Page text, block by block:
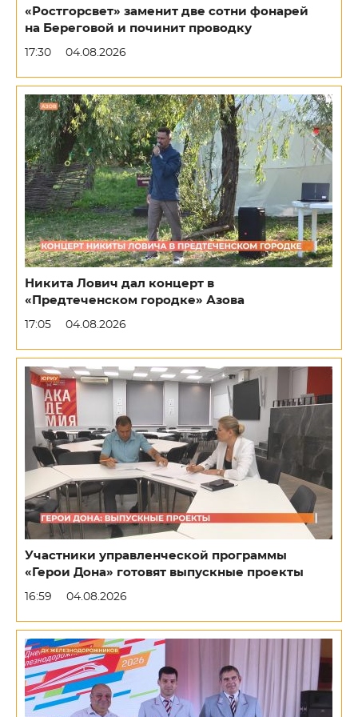
«Ростгорсвет» заменит две сотни фонарей
на Береговой и починит проводку
17:30 04.08.2026
Никита Лович дал концерт в
«Предтеченском городке» Азова
17:05 04.08.2026
Участники управленческой программы
«Герои Дона» готовят выпускные проекты
16:59 04.08.2026